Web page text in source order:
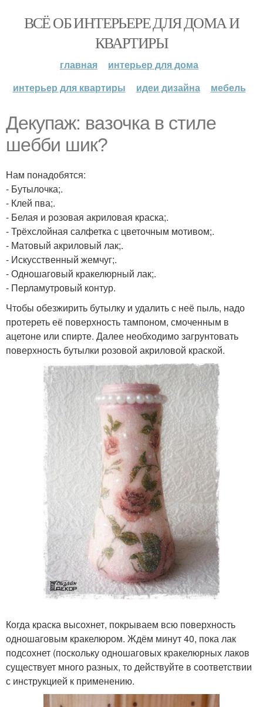
ВСЁ ОБ ИНТЕРЬЕРЕ ДЛЯ ДОМА И
КВАРТИРЫ
главная
интерьер для дома
интерьер для квартиры
идеи дизайна мебель
Декупаж: вазочка в стиле
шебби шик?
Нам понадобятся:
- Бутылочка;.
- Клей пва;.
- Белая и розовая акриловая краска;.
- Трёхслойная салфетка с цветочным мотивом;.
- Матовый акриловый лак;.
- Искусственный жемчуг;.
- Одношаговый кракелюрный лак;.
- Перламутровый контур.
Чтобы обезжирить бутылку и удалить с неё пыль, надо
протереть её поверхность тампоном, смоченным в
ацетоне или спирте. Далее необходимо загрунтовать
поверхность бутылки розовой акриловой краской.
Когда краска высохнет, покрываем всю поверхность
одношаговым кракелюром. Ждём минут 40, пока лак
подсохнет (поскольку одношаговых кракелюрных лаков
существует много разных, то действуйте в соответствии
с инструкцией к применению.